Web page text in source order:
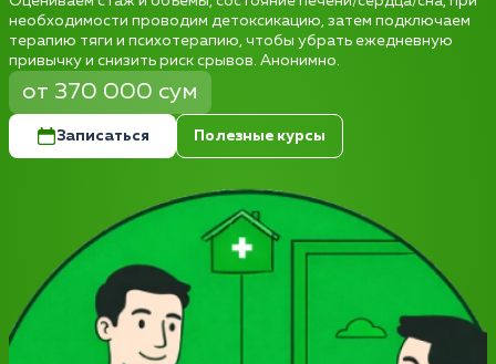
необходимости проводим детоксикацию, затем подключаем
терапию тяги и психотерапию, чтобы убрать ежедневную
привычку и снизить риск срывов. Анонимно.
от 370 000 сум
Записаться Полезные курсы